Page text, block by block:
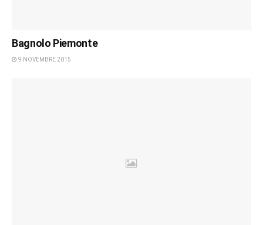
Bagnolo Piemonte
9 NOVEMBRE 2015